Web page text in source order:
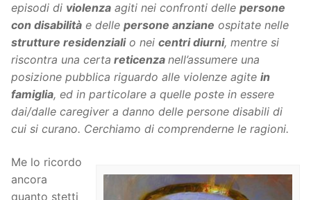
episodi di violenza agiti nei confronti delle persone
con disabilità e delle persone anziane ospitate nelle
strutture residenzialio nei centri diurni, mentre si
riscontra una certa reticenza nell’assumere una
posizione pubblica riguardo alle violenze agite in
famiglia, ed in particolare a quelle poste in essere
dai/dalle caregiver a danno delle persone disabili di
cui si curano. Cerchiamo di comprenderne le ragioni.
Me lo ricordo
ancora
quanto stetti